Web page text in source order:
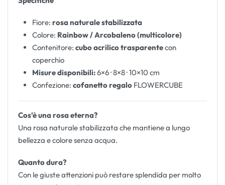
Fiore:rosa naturale stabilizzata
Colore: Rainbow / Arcobaleno (multicolore)
Contenitore:cubo acrilico trasparentecon
coperchio
Misure disponibili:6×6 · 8×8 · 10×10 cm
Confezione:cofanetto regalo FLOWERCUBE
Cos’è una rosa eterna?
Una rosa naturale stabilizzata che mantiene a lungo
bellezza e colore senza acqua.
Quanto dura?
Con le giuste attenzioni può restare splendida per molto